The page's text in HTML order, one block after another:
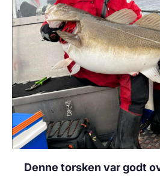
Denne torsken var godt